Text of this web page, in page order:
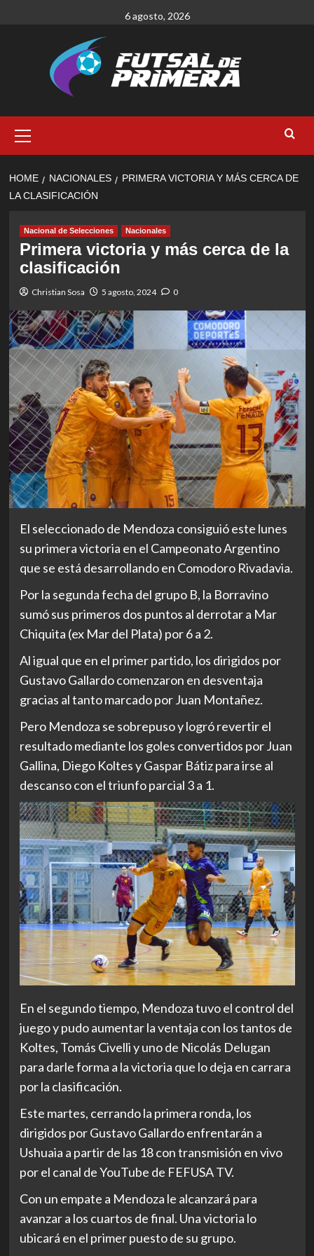
6 agosto, 2026
Menu
HOME NACIONALES
PRIMERA VICTORIA Y MÁS CERCA DE
LA CLASIFICACIÓN
Nacional de Selecciones Nacionales
Primera victoria y más cerca de la
clasificación
Christian Sosa 5 agosto, 2024 0
El seleccionado de Mendoza consiguió este lunes
su primera victoria en el Campeonato Argentino
que se está desarrollando en Comodoro Rivadavia.
Por la segunda fecha del grupo B, la Borravino
sumó sus primeros dos puntos al derrotar a Mar
Chiquita (ex Mar del Plata) por 6 a 2.
Al igual que en el primer partido, los dirigidos por
Gustavo Gallardo comenzaron en desventaja
gracias al tanto marcado por Juan Montañez.
Pero Mendoza se sobrepuso y logró revertir el
resultado mediante los goles convertidos por Juan
Gallina, Diego Koltes y Gaspar Bátiz para irse al
descanso con el triunfo parcial 3 a 1.
En el segundo tiempo, Mendoza tuvo el control del
juego y pudo aumentar la ventaja con los tantos de
Koltes, Tomás Civelli y uno de Nicolás Delugan
para darle forma a la victoria que lo deja en carrara
por la clasificación.
Este martes, cerrando la primera ronda, los
dirigidos por Gustavo Gallardo enfrentarán a
Ushuaia a partir de las 18 con transmisión en vivo
por el canal de YouTube de FEFUSA TV.
Con un empate a Mendoza le alcanzará para
avanzar a los cuartos de final. Una victoria lo
ubicará en el primer puesto de su grupo.